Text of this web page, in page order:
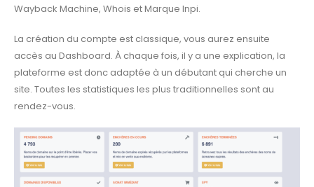
Wayback Machine, Whois et Marque Inpi.
La création du compte est classique, vous aurez ensuite
accès au Dashboard. À chaque fois, il y a une explication, la
plateforme est donc adaptée à un débutant qui cherche un
site. Toutes les statistiques les plus traditionnelles sont au
rendez-vous.